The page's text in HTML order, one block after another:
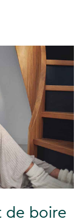
de boire